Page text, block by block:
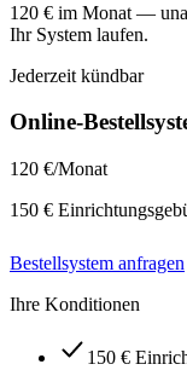
120 € im Monat —
Ihr System laufen.
Jederzeit kündbar
Online-
120 €/Monat
150 €
Bestellsystem anfragen
Ihre Konditionen
150 €